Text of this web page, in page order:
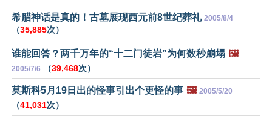
希腊神话是真的！古墓展现西元前8世纪葬礼 2005/8/4
（35,885次）
谁能回答？两千万年的“十二门徒岩”为何数秒崩塌 🖼️
2005/7/6 （39,468次）
莫斯科5月19日出的怪事引出个更怪的事 🖼️ 2005/5/20
（41,031次）